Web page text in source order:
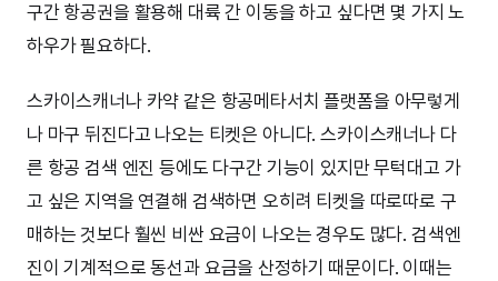
구간 항공권을 활용해 대륙 간 이동을 하고 싶다면 몇 가지 노
하우가 필요하다.
스카이스캐너나 카약 같은 항공메타서치 플랫폼을 아무렇게
나 마구 뒤진다고 나오는 티켓은 아니다. 스카이스캐너나 다
른 항공 검색 엔진 등에도 다구간 기능이 있지만 무턱대고 가
고 싶은 지역을 연결해 검색하면 오히려 티켓을 따로따로 구
매하는 것보다 훨씬 비싼 요금이 나오는 경우도 많다. 검색엔
진이 기계적으로 동선과 요금을 산정하기 때문이다. 이때는